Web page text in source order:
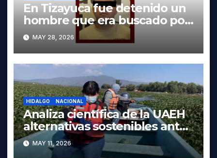
En Tizayuca fue detenido un
hombre que era buscado por
autoridades de Oaxaca
MAY 28, 2026
HIDALGO NACIONAL
Analiza científica de la UAEH
alternativas sostenibles ante
crisis ambiental en Tula-
Tepeji
MAY 11, 2026